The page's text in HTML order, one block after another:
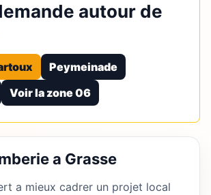
autour de
Peymeinade
Voir la zone 06
a Grasse
a mieux cadrer un projet local